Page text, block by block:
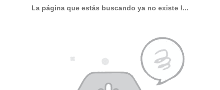
La página que estás buscando ya no existe !...